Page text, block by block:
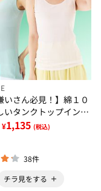
いさん必見！】綿１０
いタンクトップインナ
りラボ＞
¥1,135 (税込)
38件
チラ見をする